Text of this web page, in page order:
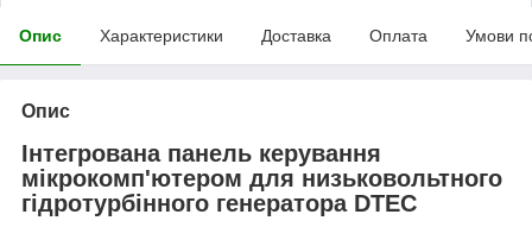
Опис Характеристики Доставка Оплата Умови
Опис
Інтегрована панель керування
мікрокомп'ютером для низьковольтного
гідротурбінного генератора DTEC